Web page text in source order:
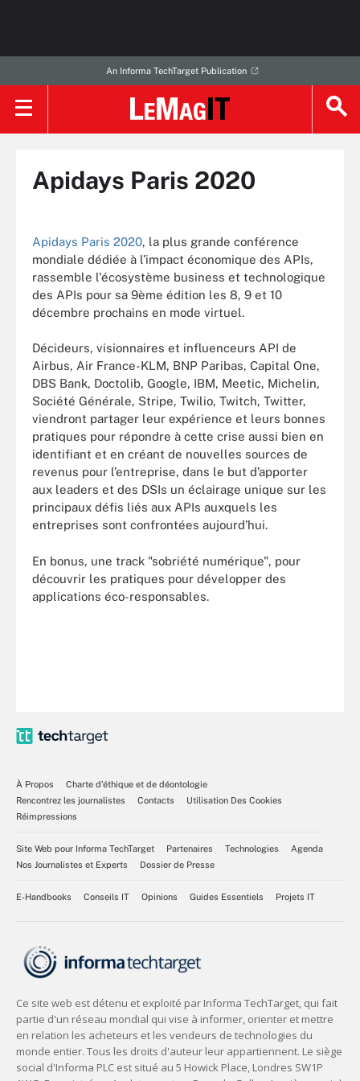
An Informa TechTarget Publication
Apidays Paris 2020
Apidays Paris 2020, la plus grande conférence
mondiale dédiée à l’impact économique des APIs,
rassemble l'écosystème business et technologique
des APIs pour sa 9ème édition les 8, 9 et 10
décembre prochains en mode virtuel.
Décideurs, visionnaires et influenceurs API de
Airbus, Air France-KLM, BNP Paribas, Capital One,
DBS Bank, Doctolib, Google, IBM, Meetic, Michelin,
Société Générale, Stripe, Twilio, Twitch, Twitter,
viendront partager leur expérience et leurs bonnes
pratiques pour répondre à cette crise aussi bien en
identifiant et en créant de nouvelles sources de
revenus pour l’entreprise, dans le but d’apporter
aux leaders et des DSIs un éclairage unique sur les
principaux défis liés aux APIs auxquels les
entreprises sont confrontées aujourd’hui.
En bonus, une track "sobriété numérique", pour
découvrir les pratiques pour développer des
applications éco-responsables.
À Propos
Charte d’éthique et de déontologie
Rencontrez les journalistes
Contacts
Utilisation Des Cookies
Réimpressions
Site Web pour Informa TechTarget Partenaires Technologies
Agenda
Nos Journalistes et Experts
Dossier de Presse
E-Handbooks Conseils IT Opinions Guides Essentiels Projets IT